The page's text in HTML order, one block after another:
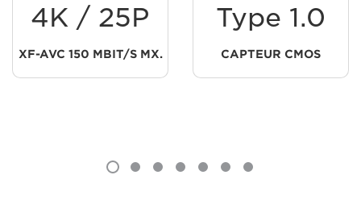
4K / 25P
XF-AVC 150 MBIT/S MX.
Type 1.0
CAPTEUR CMOS